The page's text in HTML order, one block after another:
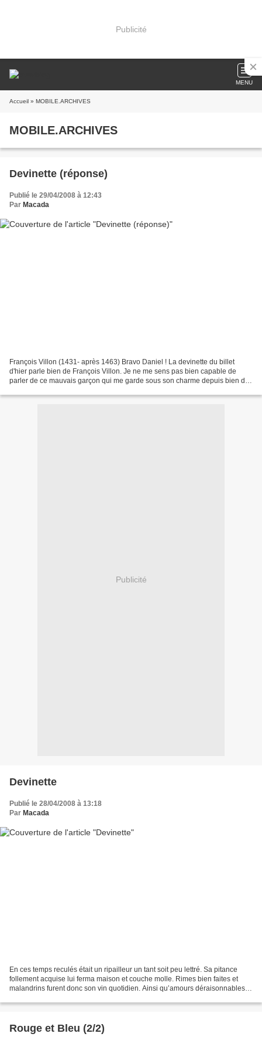
Publicité
MENU
Accueil » MOBILE.ARCHIVES
MOBILE.ARCHIVES
Devinette (réponse)
Publié le 29/04/2008 à 12:43
Par Macada
François Villon (1431- après 1463) Bravo Daniel ! La devinette du billet
d'hier parle bien de François Villon. Je ne me sens pas bien capable de
parler de ce mauvais garçon qui me garde sous son charme depuis bien des
Publicité
Devinette
Publié le 28/04/2008 à 13:18
Par Macada
En ces temps reculés était un ripailleur un tant soit peu lettré. Sa pitance
follement acquise lui ferma maison et couche molle. Rimes bien faites et
malandrins furent donc son vin quotidien. Ainsi qu’amours déraisonnables
Rouge et Bleu (2/2)